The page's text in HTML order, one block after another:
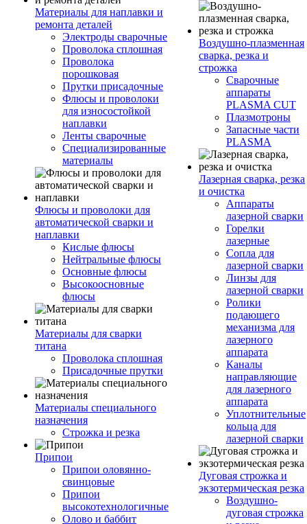
Материалы для наплавки и
ремонта деталей
Электроды сварочные
Проволока сплошная
Проволока
порошковая
Прутки присадочные
Флюсы и проволоки
для износостойкой
наплавки
Ленты сварочные
Специализированные
материалы
Флюсы и проволоки для
автоматической сварки и
наплавки
Кислые флюсы
Нейтральные флюсы
Основные флюсы
Высокоосновные
флюсы
Материалы для сварки
титана
Проволока сплошная
Присадочные прутки
Материалы специального
назначения
Строжка и резка
Припои
Припои оловянно-
свинцовые
Припои
высокотехнологичные
Олово и баббит
Воздушно-плазменная
сварка, резка и
строжка
Сварочные
аппараты
PLASMA CUT
Плазмотроны
Запасные части
PLASMA
Лазерная сварка, резка
и очистка
Аппараты
лазерной сварки
Горелки
лазерные
Сопла для
лазерной сварки
Линзы для
лазерной сварки
Ролики
подающего
механизма для
лазерного
аппарата
Каналы
направляющие
для лазерного
аппарата
Уплотнительные
кольца для
лазерной сварки
Дуговая строжка и
экзотермическая резка
Воздушно-
дуговая строжка